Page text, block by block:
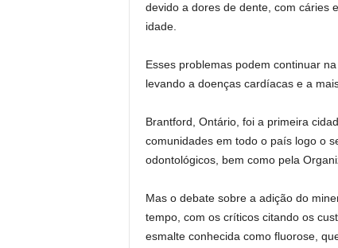
devido a dores de dente, com cáries
idade.
Esses problemas podem continuar
levando a doenças cardíacas e a
Brantford, Ontário, foi a primeira
comunidades em todo o país logo o
odontológicos, bem como pela
Mas o debate sobre a adição do
tempo, com os críticos citando os
esmalte conhecida como fluorose,